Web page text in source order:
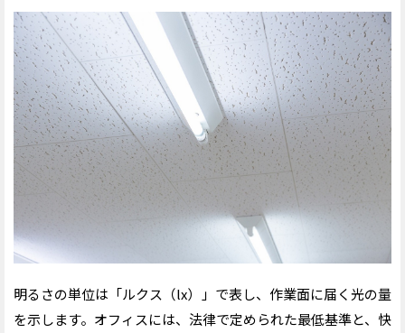
明るさの単位は「ルクス（lx）」で表し、作業面に届く光の量
を示します。オフィスには、法律で定められた最低基準と、快